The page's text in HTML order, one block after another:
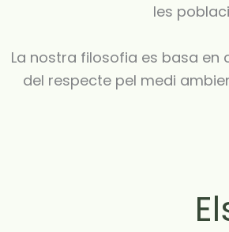
les
La nostra filosofia es basa en
del respecte pel medi